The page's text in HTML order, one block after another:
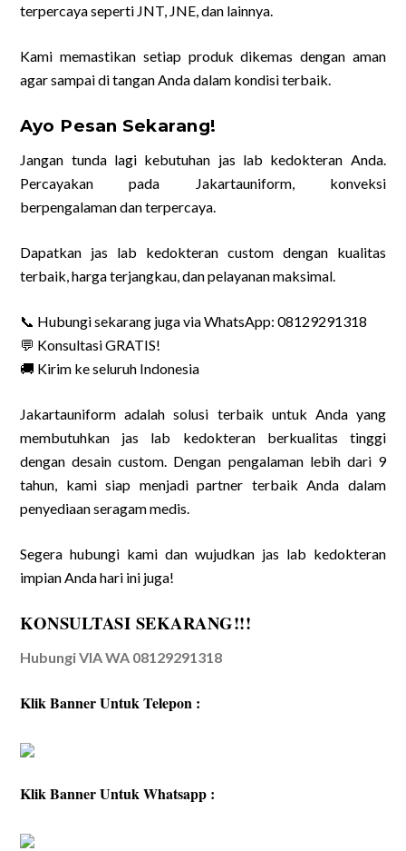
terpercaya seperti JNT, JNE, dan lainnya.
Kami memastikan setiap produk dikemas dengan aman
agar sampai di tangan Anda dalam kondisi terbaik.
Ayo Pesan Sekarang!
Jangan tunda lagi kebutuhan jas lab kedokteran Anda.
Percayakan pada Jakartauniform, konveksi
berpengalaman dan terpercaya.
Dapatkan jas lab kedokteran custom dengan kualitas
terbaik, harga terjangkau, dan pelayanan maksimal.
📞 Hubungi sekarang juga via WhatsApp: 08129291318
💬 Konsultasi GRATIS!
🚚 Kirim ke seluruh Indonesia
Jakartauniform adalah solusi terbaik untuk Anda yang
membutuhkan jas lab kedokteran berkualitas tinggi
dengan desain custom. Dengan pengalaman lebih dari 9
tahun, kami siap menjadi partner terbaik Anda dalam
penyediaan seragam medis.
Segera hubungi kami dan wujudkan jas lab kedokteran
impian Anda hari ini juga!
KONSULTASI SEKARANG!!!
Hubungi VIA WA 08129291318
Klik Banner Untuk Telepon :
Klik Banner Untuk Whatsapp :